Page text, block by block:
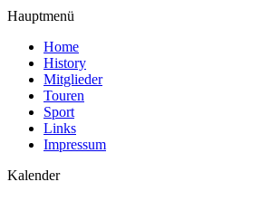
Hauptmenü
Home
History
Mitglieder
Touren
Sport
Links
Impressum
Kalender